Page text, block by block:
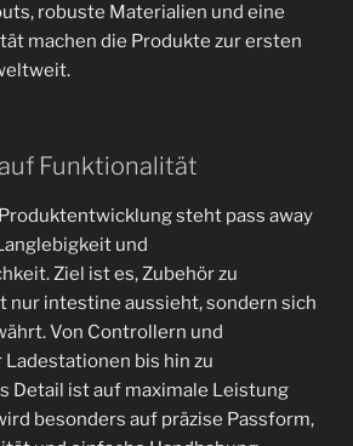
robuste Materialien und eine
machen die Produkte zur ersten
Funktionalität
steht pass away
und
Ziel ist es, Zubehör zu
nur intestine aussieht, sondern sich
Von Controllern und
bis hin zu
Detail ist auf maximale Leistung
besonders auf präzise Passform,